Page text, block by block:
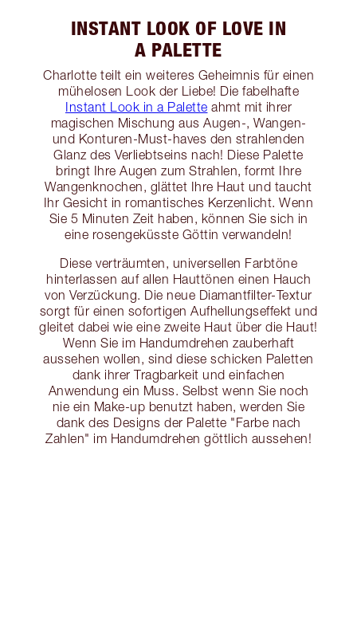
INSTANT LOOK OF LOVE IN
A PALETTE
Charlotte teilt ein weiteres Geheimnis für einen
mühelosen Look der Liebe! Die fabelhafte
Instant Look in a Palette ahmt mit ihrer
magischen Mischung aus Augen-, Wangen-
und Konturen-Must-haves den strahlenden
Glanz des Verliebtseins nach! Diese Palette
bringt Ihre Augen zum Strahlen, formt Ihre
Wangenknochen, glättet Ihre Haut und taucht
Ihr Gesicht in romantisches Kerzenlicht. Wenn
Sie 5 Minuten Zeit haben, können Sie sich in
eine rosengeküsste Göttin verwandeln!
Diese verträumten, universellen Farbtöne
hinterlassen auf allen Hauttönen einen Hauch
von Verzückung. Die neue Diamantfilter-Textur
sorgt für einen sofortigen Aufhellungseffekt und
gleitet dabei wie eine zweite Haut über die Haut!
Wenn Sie im Handumdrehen zauberhaft
aussehen wollen, sind diese schicken Paletten
dank ihrer Tragbarkeit und einfachen
Anwendung ein Muss. Selbst wenn Sie noch
nie ein Make-up benutzt haben, werden Sie
dank des Designs der Palette "Farbe nach
Zahlen" im Handumdrehen göttlich aussehen!